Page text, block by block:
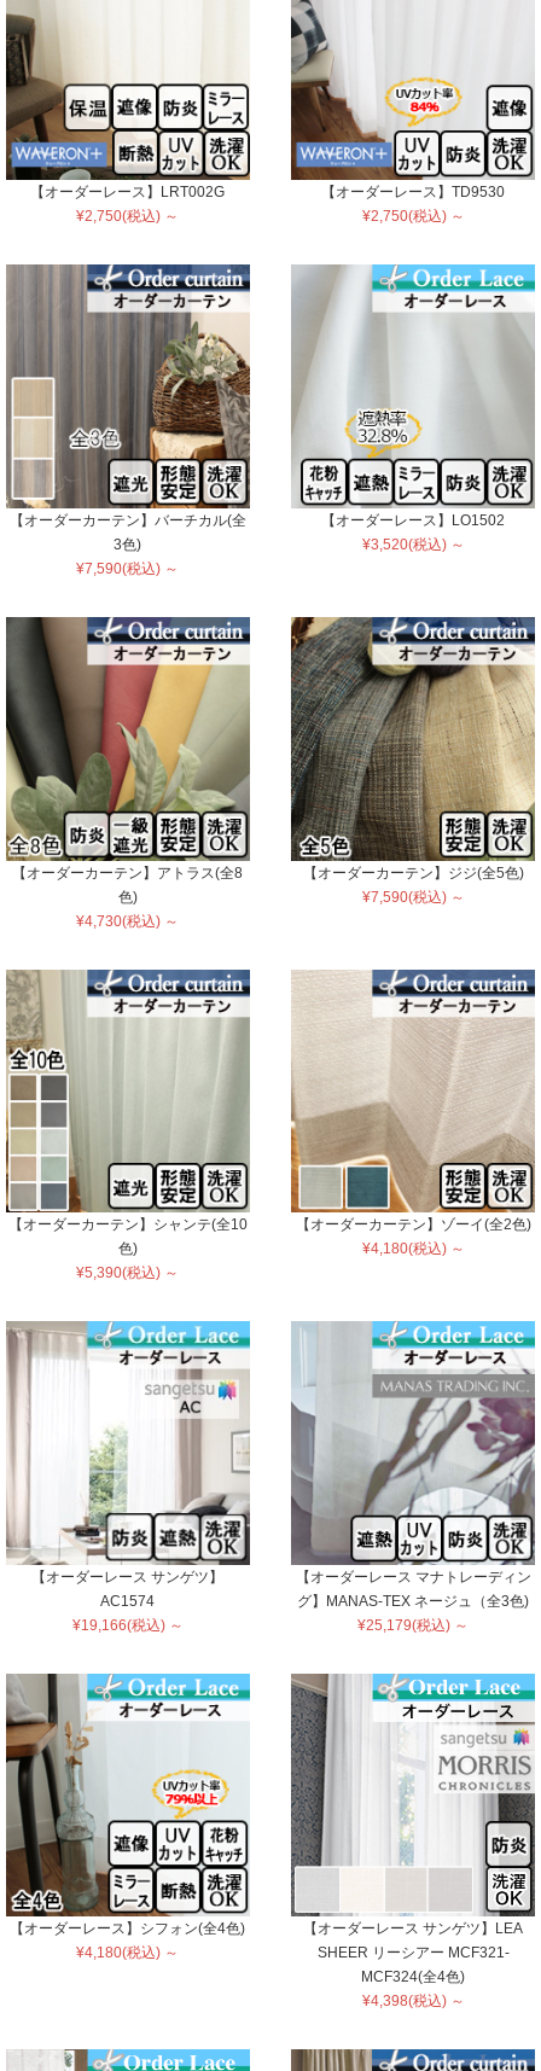
【オーダーレース】LRT002G
¥2,750(税込) ～
【オーダーレース】TD9530
¥2,750(税込) ～
【オーダーカーテン】バーチカル(全
3色)
¥7,590(税込) ～
【オーダーレース】LO1502
¥3,520(税込) ～
【オーダーカーテン】アトラス(全8
色)
¥4,730(税込) ～
【オーダーカーテン】ジジ(全5色)
¥7,590(税込) ～
【オーダーカーテン】シャンテ(全10
色)
¥5,390(税込) ～
【オーダーカーテン】ゾーイ(全2色)
¥4,180(税込) ～
【オーダーレース サンゲツ】
AC1574
¥19,166(税込) ～
【オーダーレース マナトレーディン
グ】MANAS-TEX ネージュ（全3色)
¥25,179(税込) ～
【オーダーレース】シフォン(全4色)
¥4,180(税込) ～
【オーダーレース サンゲツ】LEA
SHEER リーシアー MCF321-
MCF324(全4色)
¥4,398(税込) ～